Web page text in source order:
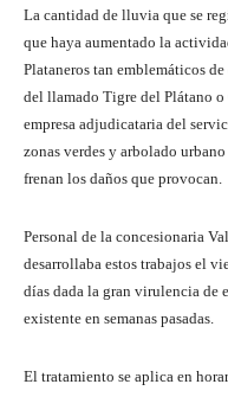
La cantidad de lluvia que se
que haya aumentado la
Plataneros tan emblemáticos
del llamado Tigre del Plátano
empresa adjudicataria del
zonas verdes y arbolado
frenan los daños que provocan.
Personal de la concesionaria
desarrollaba estos trabajos el
días dada la gran virulencia de
existente en semanas pasadas.
El tratamiento se aplica en